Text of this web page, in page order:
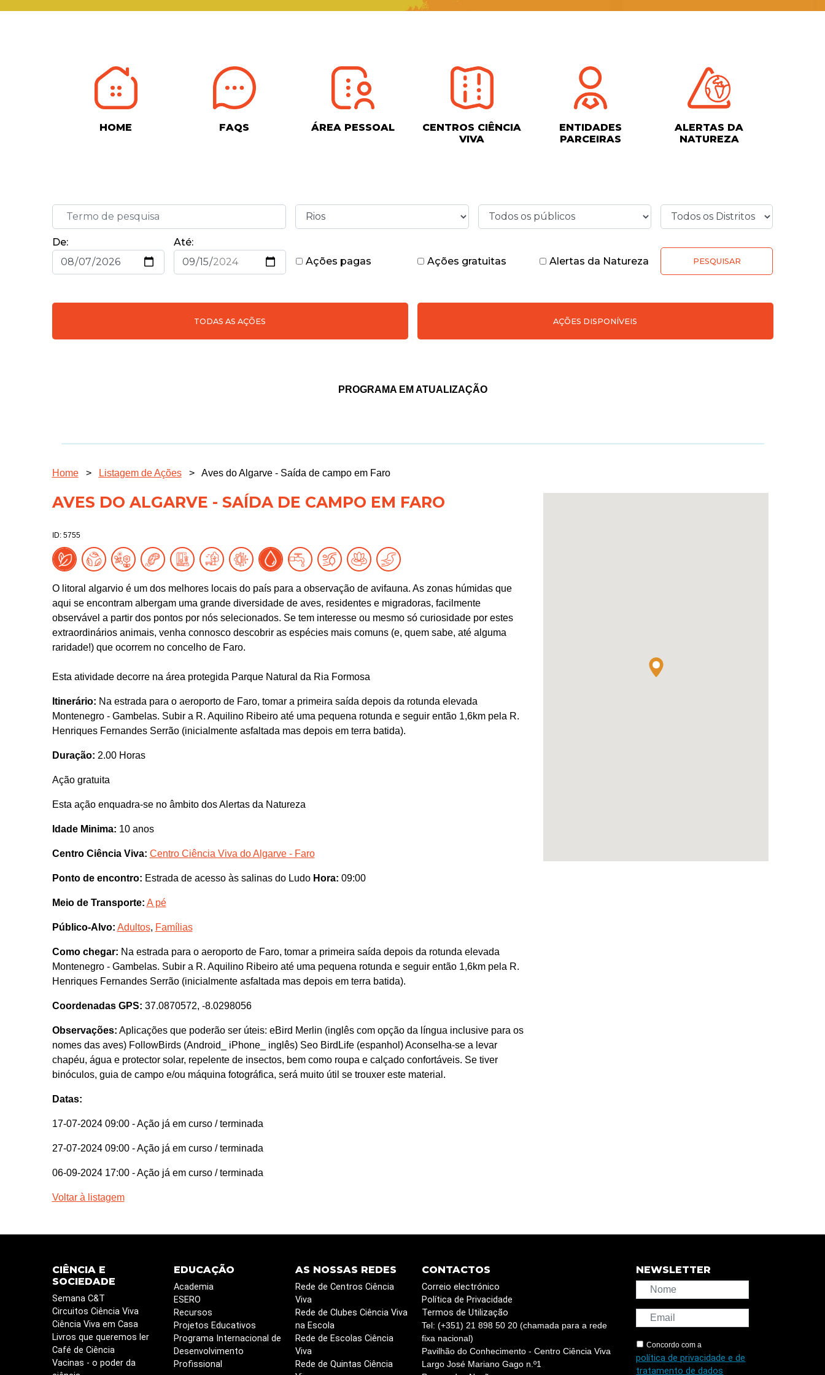
HOME FAQS ÁREA PESSOAL
CENTROS CIÊNCIA
VIVA
ENTIDADES
PARCEIRAS
ALERTAS DA
NATUREZA
De:
Até:
Ações pagas
Ações gratuitas Alertas da Natureza PESQUISAR
TODAS AS AÇÕES AÇÕES DISPONÍVEIS
PROGRAMA EM ATUALIZAÇÃO
Home > Listagem de Ações > Aves do Algarve - Saída de campo em Faro
AVES DO ALGARVE - SAÍDA DE CAMPO EM FARO
ID: 5755
O litoral algarvio é um dos melhores locais do país para a observação de avifauna. As zonas húmidas que
aqui se encontram albergam uma grande diversidade de aves, residentes e migradoras, facilmente
observável a partir dos pontos por nós selecionados. Se tem interesse ou mesmo só curiosidade por estes
extraordinários animais, venha connosco descobrir as espécies mais comuns (e, quem sabe, até alguma
raridade!) que ocorrem no concelho de Faro.
Esta atividade decorre na área protegida Parque Natural da Ria Formosa
Itinerário: Na estrada para o aeroporto de Faro, tomar a primeira saída depois da rotunda elevada
Montenegro - Gambelas. Subir a R. Aquilino Ribeiro até uma pequena rotunda e seguir então 1,6km pela R.
Henriques Fernandes Serrão (inicialmente asfaltada mas depois em terra batida).
Duração: 2.00 Horas
Ação gratuita
Esta ação enquadra-se no âmbito dos Alertas da Natureza
Idade Minima: 10 anos
Centro Ciência Viva: Centro Ciência Viva do Algarve - Faro
Ponto de encontro: Estrada de acesso às salinas do Ludo Hora: 09:00
Meio de Transporte: A pé
Público-Alvo: Adultos, Famílias
Como chegar: Na estrada para o aeroporto de Faro, tomar a primeira saída depois da rotunda elevada
Montenegro - Gambelas. Subir a R. Aquilino Ribeiro até uma pequena rotunda e seguir então 1,6km pela R.
Henriques Fernandes Serrão (inicialmente asfaltada mas depois em terra batida).
Coordenadas GPS: 37.0870572, -8.0298056
Observações: Aplicações que poderão ser úteis: eBird Merlin (inglês com opção da língua inclusive para os
nomes das aves) FollowBirds (Android_ iPhone_ inglês) Seo BirdLife (espanhol) Aconselha-se a levar
chapéu, água e protector solar, repelente de insectos, bem como roupa e calçado confortáveis. Se tiver
binóculos, guia de campo e/ou máquina fotográfica, será muito útil se trouxer este material.
Datas:
17-07-2024 09:00 - Ação já em curso / terminada
27-07-2024 09:00 - Ação já em curso / terminada
06-09-2024 17:00 - Ação já em curso / terminada
Voltar à listagem
CIÊNCIA E
SOCIEDADE
Semana C&T
Circuitos Ciência Viva
Ciência Viva em Casa
Livros que queremos ler
Café de Ciência
Vacinas - o poder da
EDUCAÇÃO
Academia
ESERO
Recursos
Projetos Educativos
Programa Internacional de
Desenvolvimento
Profissional
AS NOSSAS REDES
Rede de Centros Ciência
Viva
Rede de Clubes Ciência Viva
na Escola
Rede de Escolas Ciência
Viva
Rede de Quintas Ciência
CONTACTOS
Correio electrónico
Política de Privacidade
Termos de Utilização
Tel: (+351) 21 898 50 20 (chamada para a rede
fixa nacional)
Pavilhão do Conhecimento - Centro Ciência Viva
Largo José Mariano Gago n.º1
NEWSLETTER
Concordo com a
política de privacidade e de
tratamento de dados